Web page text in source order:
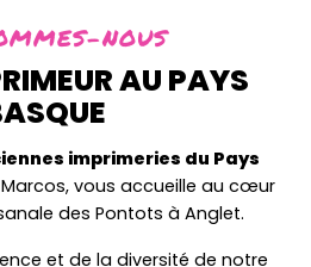
NOUS
AU PAYS
imprimeries du Pays
vous accueille au cœur
des Pontots à Anglet.
et de la diversité de notre